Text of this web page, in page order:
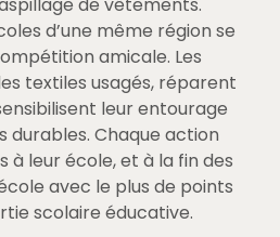
d’une même région se
amicale. Les
textiles usagés, réparent
leur entourage
durables. Chaque action
leur école, et à la fin des
avec le plus de points
scolaire éducative.